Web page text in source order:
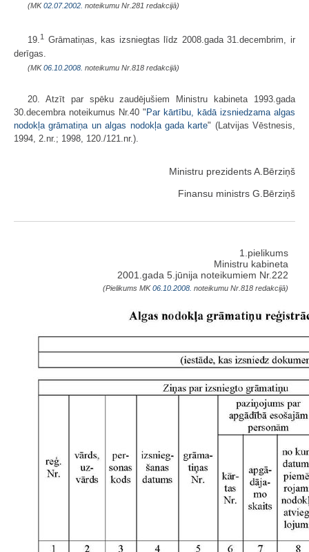
(MK02.07.2002. noteikumu Nr.281 redakcijā)
19.1
Grāmatiņas, kas izsniegtas līdz 2008.gada 31.decembrim, ir
derīgas.
(MK06.10.2008. noteikumu Nr.818 redakcijā)
20. Atzīt par spēku zaudējušiem Ministru kabineta 1993.gada
30.decembra noteikumus Nr.40 "Par kārtību, kādā izsniedzama algas
nodokļa grāmatiņa un algas nodokļa gada karte" (Latvijas Vēstnesis,
1994, 2.nr.; 1998, 120./121.nr.).
Ministru prezidents A.Bērziņš
Finansu ministrs G.Bērziņš
1.pielikums
Ministru kabineta
2001.gada 5.jūnija noteikumiem Nr.222
(Pielikums MK06.10.2008. noteikumu Nr.818 redakcijā)